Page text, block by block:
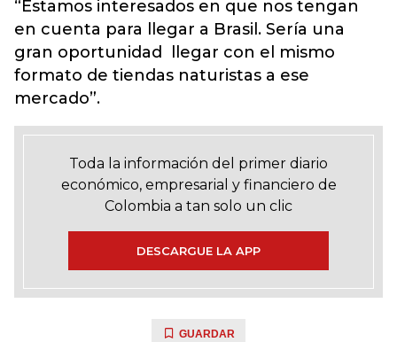
“Estamos interesados en que nos tengan
en cuenta para llegar a Brasil. Sería una
gran oportunidad llegar con el mismo
formato de tiendas naturistas a ese
mercado”.
Toda la información del primer diario
económico, empresarial y financiero de
Colombia a tan solo un clic
DESCARGUE LA APP
GUARDAR